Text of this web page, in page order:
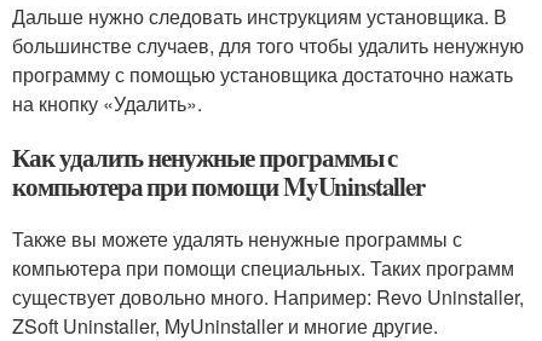
Дальше нужно следовать инструкциям установщика. В
большинстве случаев, для того чтобы удалить ненужную
программу с помощью установщика достаточно нажать
на кнопку «Удалить».
Как удалить ненужные программы с
компьютера при помощи MyUninstaller
Также вы можете удалять ненужные программы с
компьютера при помощи специальных. Таких программ
существует довольно много. Например: Revo Uninstaller,
ZSoft Uninstaller, MyUninstaller и многие другие.